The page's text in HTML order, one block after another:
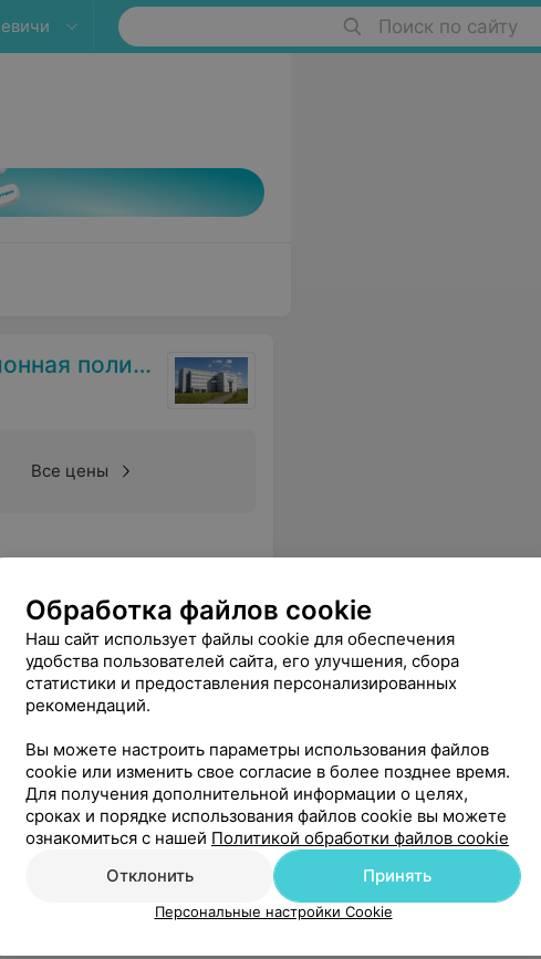
Поиск по сайту
Все цены
Обработка файлов cookie
Наш сайт использует файлы cookie для обеспечения
удобства пользователей сайта, его улучшения, сбора
статистики и предоставления персонализированных
рекомендаций.
Вы можете настроить параметры использования файлов
cookie или изменить свое согласие в более позднее время.
Для получения дополнительной информации о целях,
сроках и порядке использования файлов cookie вы можете
ознакомиться с нашей Политикой обработки файлов cookie
Отклонить
Принять
Персональные настройки Cookie